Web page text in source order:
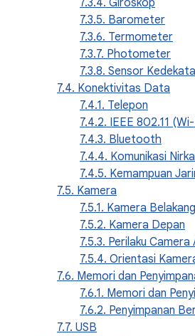
7.3.4. Giroskop
7.3.5. Barometer
7.3.6. Termometer
7.3.7. Photometer
7.3.8. Sensor
7.4. Konektivitas Data
7.4.1. Telepon
7.4.2. IEEE 802.11
7.4.3. Bluetooth
7.4.4. Komunikasi
7.4.5. Kemampuan
7.5. Kamera
7.5.1. Kamera Belakang
7.5.2. Kamera Depan
7.5.3. Perilaku Camera
7.5.4. Orientasi
7.6. Memori dan
7.6.1. Memori dan
7.6.2. Penyimpanan
7.7. USB